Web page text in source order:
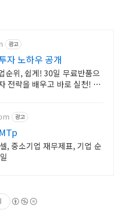
광고
자 노하우 공개
순위, 쉽게! 30일 무료반품으
전략을 배우고 바로 실천! 오
광고
, 중소기업 재무제표, 기업 순